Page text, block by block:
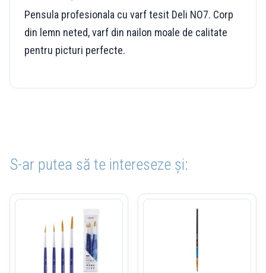
Pensula profesionala cu varf tesit Deli NO7. Corp
din lemn neted, varf din nailon moale de calitate
pentru picturi perfecte.
S-ar putea să te intereseze și: